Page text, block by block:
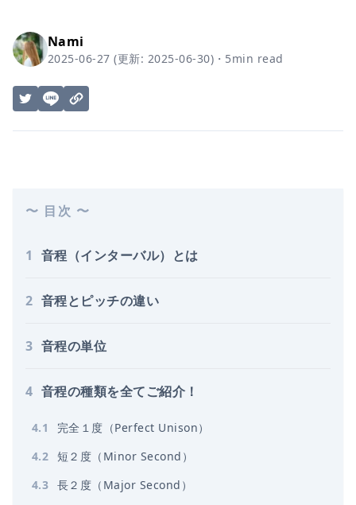
Nami
2025-06-27 (更新: 2025-06-30) ・ 5min read
〜 目次 〜
1 音程（インターバル）とは
2 音程とピッチの違い
3 音程の単位
4 音程の種類を全てご紹介！
4.1
完全１度（Perfect Unison）
4.2
短２度（Minor Second）
4.3 長２度（Major Second）